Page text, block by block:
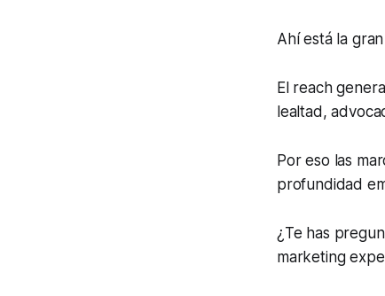
Ahí está la
El reach
lealtad,
Por eso las
profundidad
¿Te has
marketing